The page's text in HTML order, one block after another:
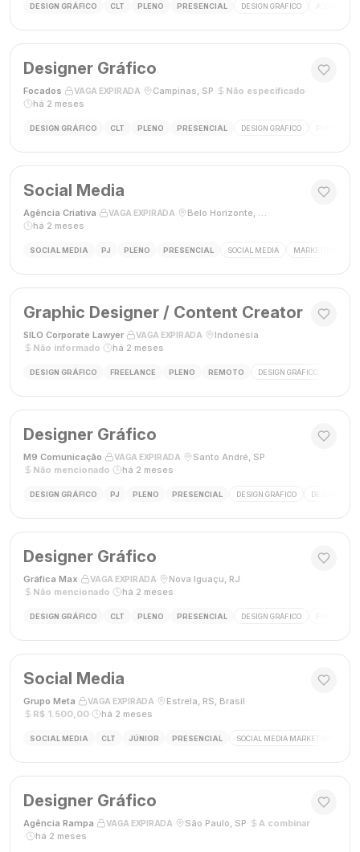
DESIGN GRÁFICO CLT PLENO PRESENCIAL DESIGN GRÁFICO ADOBE
Designer Gráfico
Focados VAGA EXPIRADA Campinas, SP Não especificado
há 2 meses
DESIGN GRÁFICO CLT PLENO PRESENCIAL DESIGN GRÁFICO PHOTOSHOP
Social Media
Agência Criativa VAGA EXPIRADA Belo Horizonte, Brasil
há 2 meses
SOCIAL MEDIA PJ PLENO PRESENCIAL SOCIAL MEDIA MARKETING
Graphic Designer / Content Creator
SILO Corporate Lawyer VAGA EXPIRADA Indonésia
Não informado
há 2 meses
DESIGN GRÁFICO FREELANCE PLENO REMOTO DESIGN GRÁFICO
Designer Gráfico
M9 Comunicação VAGA EXPIRADA Santo André, SP
Não mencionado
há 2 meses
DESIGN GRÁFICO PJ PLENO PRESENCIAL DESIGN GRÁFICO DESIGNER
Designer Gráfico
Gráfica Max VAGA EXPIRADA Nova Iguaçu, RJ
Não mencionado
há 2 meses
DESIGN GRÁFICO CLT PLENO PRESENCIAL DESIGN GRÁFICO
Social Media
Grupo Meta VAGA EXPIRADA Estrela, RS, Brasil
R$ 1.500,00
há 2 meses
SOCIAL MEDIA CLT JÚNIOR PRESENCIAL SOCIAL MEDIA MARKETING
Designer Gráfico
Agência Rampa VAGA EXPIRADA São Paulo, SP
A combinar
há 2 meses